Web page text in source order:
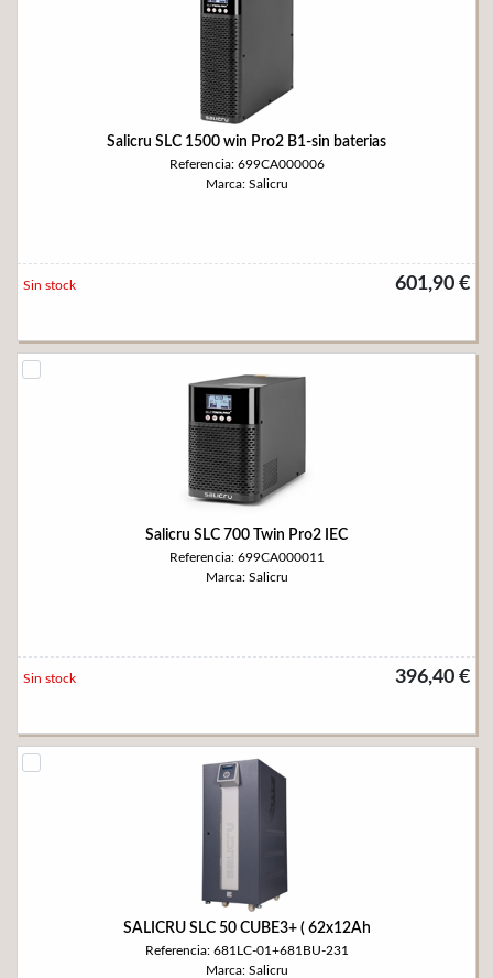
Salicru SLC 1500 win Pro2 B1-sin baterias
Referencia: 699CA000006
Marca: Salicru
601,90 €
Sin stock
Salicru SLC 700 Twin Pro2 IEC
Referencia: 699CA000011
Marca: Salicru
396,40 €
Sin stock
SALICRU SLC 50 CUBE3+ ( 62x12Ah
Referencia: 681LC-01+681BU-231
Marca: Salicru